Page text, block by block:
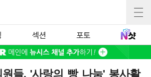
섹션 포토
들, '사랑의 빵 나눔' 봉사활